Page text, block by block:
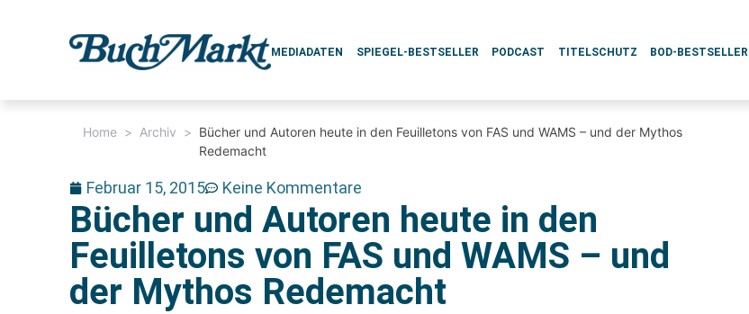
MEDIADATEN SPIEGEL-BESTSELLER PODCAST TITELSCHUTZ BOD-BESTSELLER
Home > Archiv > Bücher und Autoren heute in den Feuilletons von FAS und WAMS – und der Mythos
Redemacht
Februar 15, 2015 Keine Kommentare
Bücher und Autoren heute in den
Feuilletons von FAS und WAMS – und
der Mythos Redemacht